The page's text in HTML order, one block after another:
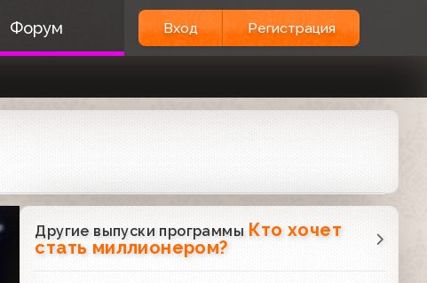
Форум Вход Регистрация
Другие выпуски программы Кто хочет
стать миллионером?